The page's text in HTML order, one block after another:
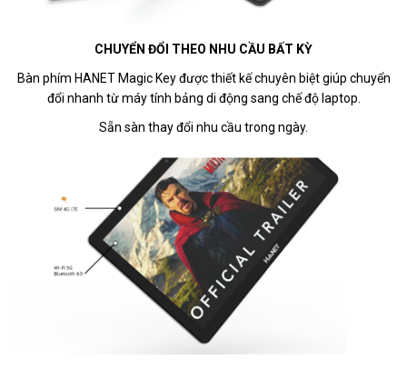
CHUYỂN ĐỔI THEO NHU CẦU BẤT KỲ
Bàn phím HANET Magic Key được thiết kế chuyên biệt giúp chuyển
đổi nhanh từ máy tính bảng di động sang chế độ laptop.
Sẵn sàn thay đổi nhu cầu trong ngày.
ĐĂNG KÝ TƯ VẤN
HOÀN THÀNH